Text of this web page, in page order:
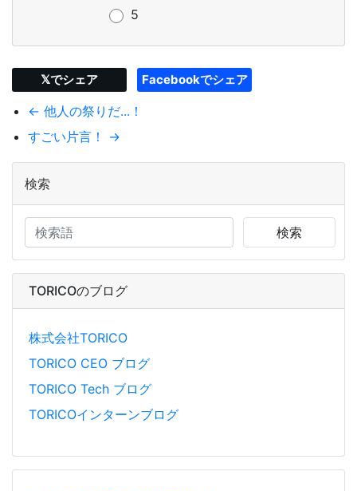
5
𝕏でシェア Facebookでシェア
← 他人の祭りだ...！
すごい片言！ →
検索
検索
TORICOのブログ
株式会社TORICO
TORICO CEO ブログ
TORICO Tech ブログ
TORICOインターンブログ